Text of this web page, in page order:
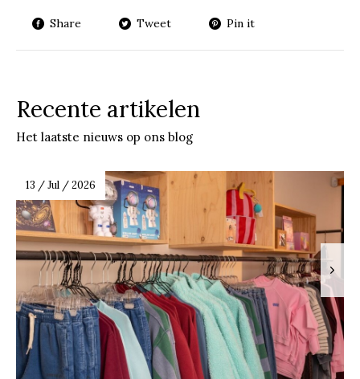
Share Tweet Pin it
Recente artikelen
Het laatste nieuws op ons blog
13 / Jul / 2026